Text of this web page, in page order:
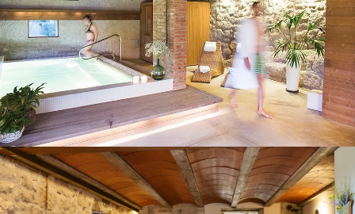
ANCIENNE ENTRÉE